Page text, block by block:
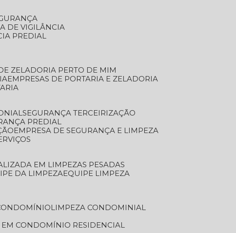
DE VIGILÂNCIA
PREDIAL
DE ZELADORIA PERTO DE MIM
EMPRESAS DE PORTARIA E ZELADORIA
SEGURANÇA TERCEIRIZAÇÃO
PREDIAL
EMPRESA DE SEGURANÇA E LIMPEZA
EM LIMPEZAS PESADAS
DA LIMPEZA EQUIPE LIMPEZA
LIMPEZA CONDOMINIAL
EM CONDOMÍNIO RESIDENCIAL